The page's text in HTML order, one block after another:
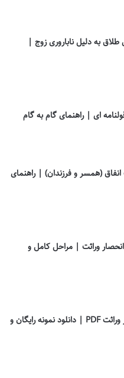
طلاق به دلیل ناباروری زوج |
ای | راهنمای گام به گام
(همسر و فرزندان) | راهنمای
وراثت | مراحل کامل و
استشهادیه انحصار وراثت PDF | دانلود نمونه رایگان و